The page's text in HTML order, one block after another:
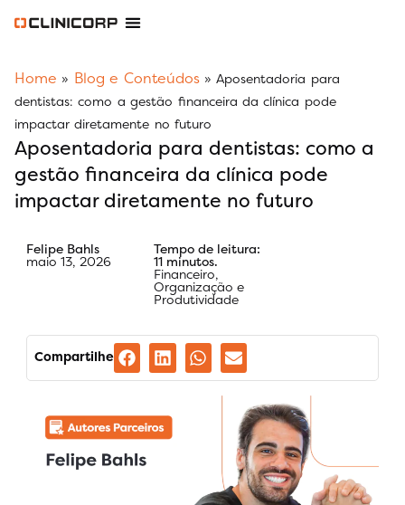
Home » Blog e Conteúdos»Aposentadoria para
dentistas: como a gestão financeira da clínica pode
impactar diretamente no futuro
Aposentadoria para dentistas: como a
gestão financeira da clínica pode
impactar diretamente no futuro
Felipe Bahls
maio 13, 2026
Tempo de leitura:
11 minutos.
Financeiro,
Organização e
Produtividade
Compartilhe